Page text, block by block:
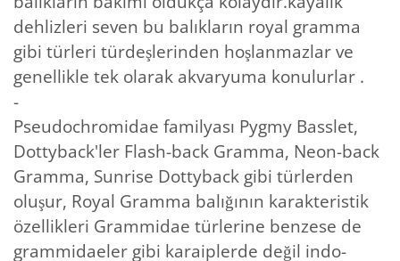
dehlizleri seven bu balıkların royal gramma
gibi türleri türdeşlerinden hoşlanmazlar ve
genellikle tek olarak akvaryuma konulurlar .
-
Pseudochromidae familyası Pygmy Basslet,
Dottyback'ler Flash-back Gramma, Neon-back
Gramma, Sunrise Dottyback gibi türlerden
oluşur, Royal Gramma balığının karakteristik
özellikleri Grammidae türlerine benzese de
grammidaeler gibi karaiplerde değil indo-